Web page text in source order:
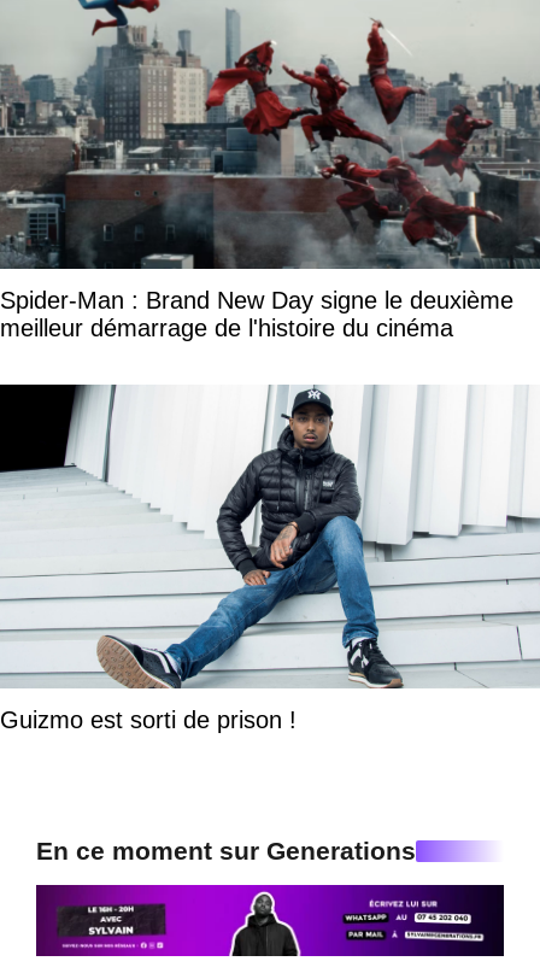
Spider-Man : Brand New Day signe le deuxième
meilleur démarrage de l'histoire du cinéma
Guizmo est sorti de prison !
En ce moment sur Generations